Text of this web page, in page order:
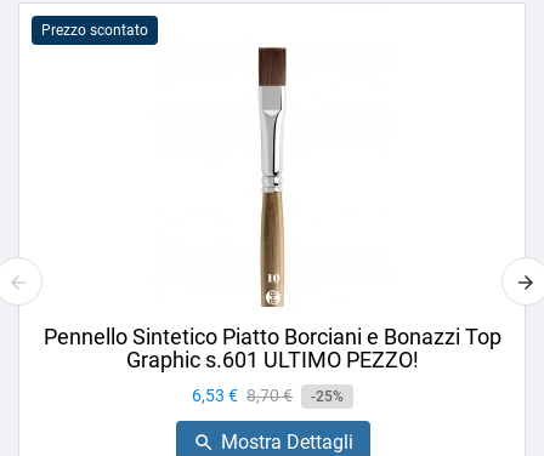
Prezzo scontato
Pennello Sintetico Piatto Borciani e Bonazzi Top
Graphic s.601 ULTIMO PEZZO!
Prezzo
6,53 € Prezzo
base
8,70 € -25%
 Mostra Dettagli